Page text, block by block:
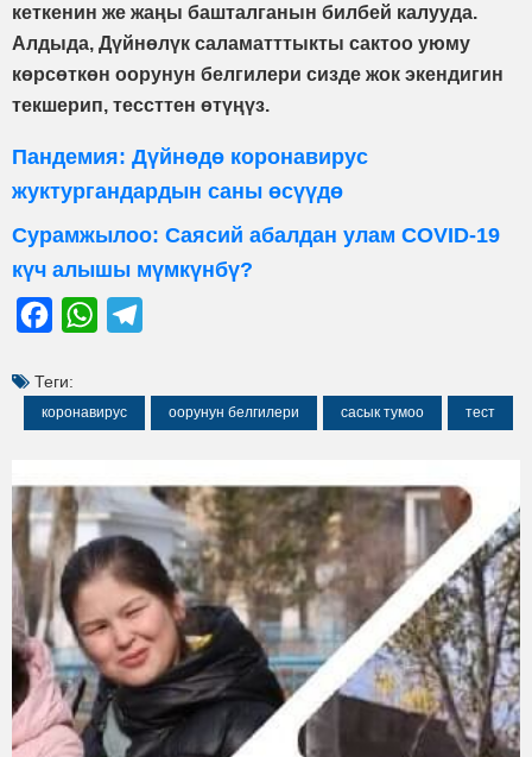
кеткенин же жаңы башталганын билбей калууда.
Алдыда, Дүйнөлүк саламатттыкты сактоо уюму
көрсөткөн оорунун белгилери сизде жок экендигин
текшерип, тессттен өтүңүз.
Пандемия: Дүйнөдө коронавирус
жуктургандардын саны өсүүдө
Сурамжылоо: Саясий абалдан улам COVID-19
күч алышы мүмкүнбү?
FacebookWhatsApp
Теги:
коронавирус оорунун белгилери сасык тумоо тест